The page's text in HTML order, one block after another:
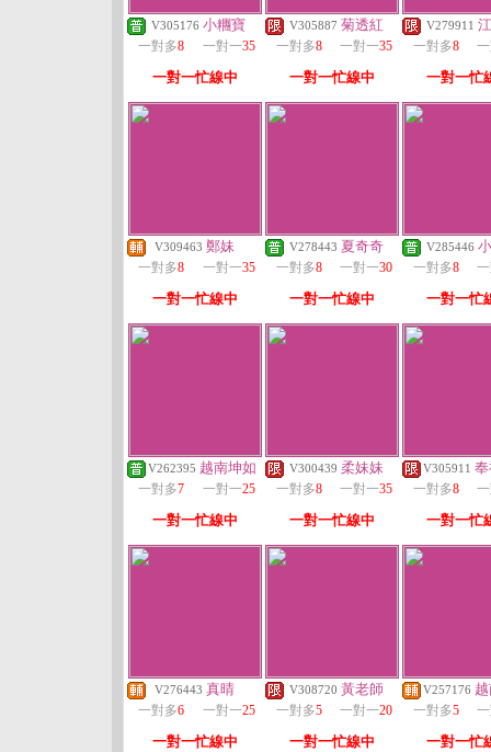
V305176 小糰寶
一對多8 一對一35
一對一忙線中
V305887 菊透紅
一對多8 一對一35
一對一忙線中
V279911
一對多8
一對一忙
V309463 鄭妹
一對多8 一對一35
一對一忙線中
V278443 夏奇奇
一對多8 一對一30
一對一忙線中
V285446
一對多8
一對一忙
V262395 越南坤如
一對多7 一對一25
一對一忙線中
V300439 柔妹妹
一對多8 一對一35
一對一忙線中
V305911
一對多8
一對一忙
V276443 真晴
一對多6 一對一25
一對一忙線中
V308720 黃老師
一對多5 一對一20
一對一忙線中
V257176
一對多5
一對一忙